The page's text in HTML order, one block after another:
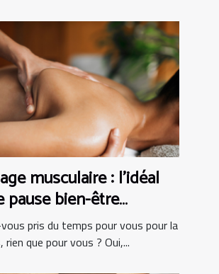
musculaire : l’idéal
pause bien-être
!
pris du temps pour vous pour la
que pour vous ? Oui,...